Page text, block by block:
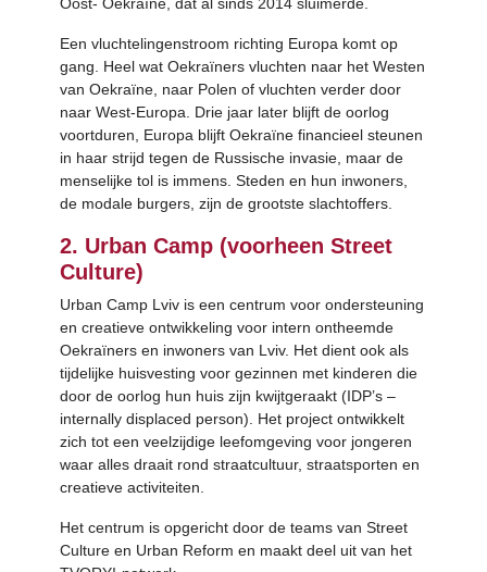
Oost- Oekraïne, dat al sinds 2014 sluimerde.
Een vluchtelingenstroom richting Europa komt op
gang. Heel wat Oekraïners vluchten naar het Westen
van Oekraïne, naar Polen of vluchten verder door
naar West-Europa. Drie jaar later blijft de oorlog
voortduren, Europa blijft Oekraïne financieel steunen
in haar strijd tegen de Russische invasie, maar de
menselijke tol is immens. Steden en hun inwoners,
de modale burgers, zijn de grootste slachtoffers.
2. Urban Camp (voorheen Street
Culture)
Urban Camp Lviv is een centrum voor ondersteuning
en creatieve ontwikkeling voor intern ontheemde
Oekraïners en inwoners van Lviv. Het dient ook als
tijdelijke huisvesting voor gezinnen met kinderen die
door de oorlog hun huis zijn kwijtgeraakt (IDP’s –
internally displaced person). Het project ontwikkelt
zich tot een veelzijdige leefomgeving voor jongeren
waar alles draait rond straatcultuur, straatsporten en
creatieve activiteiten.
Het centrum is opgericht door de teams van Street
Culture en Urban Reform en maakt deel uit van het